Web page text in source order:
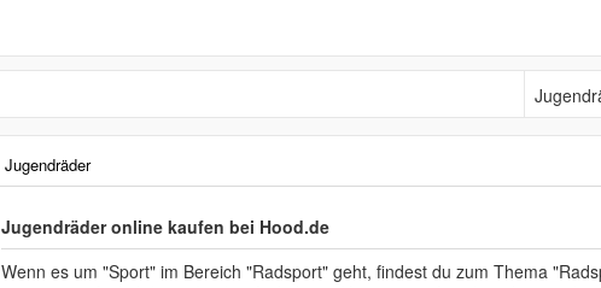
Jugendräder
Jugendräder online kaufen bei Hood.de
Wenn es um "Sport" im Bereich "Radsport" geht, findest du zum Thema